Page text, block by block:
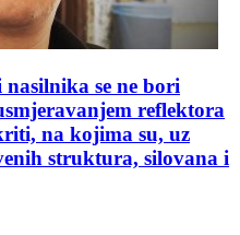
se ne bori
reflektora
na kojima su, uz
struktura, silovana i